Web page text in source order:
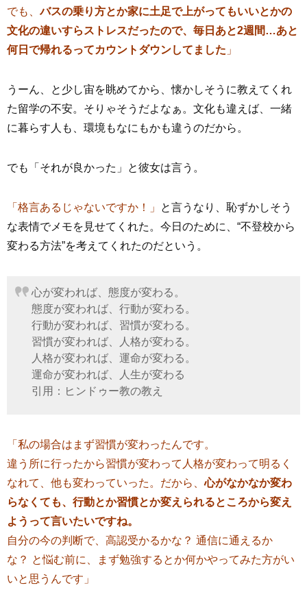
でも、バスの乗り方とか家に土足で上がってもいいとかの
文化の違いすらストレスだったので、毎日あと2週間…あと
何日で帰れるってカウントダウンしてました 」
うーん、と少し宙を眺めてから、懐かしそうに教えてくれ
た留学の不安。そりゃそうだよなぁ。文化も違えば、一緒
に暮らす人も、環境もなにもかも違うのだから。
でも「それが良かった」と彼女は言う。
「格言あるじゃないですか！」
と言うなり、恥ずかしそう
な表情でメモを見せてくれた。今日のために、“不登校から
変わる方法”を考えてくれたのだという。
心が変われば、態度が変わる。
態度が変われば、行動が変わる。
行動が変われば、習慣が変わる。
習慣が変われば、人格が変わる。
人格が変われば、運命が変わる。
運命が変われば、人生が変わる
引用：ヒンドゥー教の教え
「私の場合はまず習慣が変わったんです。
違う所に行ったから習慣が変わって人格が変わって明るく
なれて、他も変わっていった。だから、心がなかなか変わ
らなくても、行動とか習慣とか変えられるところから変え
ようって言いたいですね。
自分の今の判断で、高認受かるかな？ 通信に通えるか
な？ と悩む前に、まず勉強するとか何かやってみた方がい
いと思うんです」